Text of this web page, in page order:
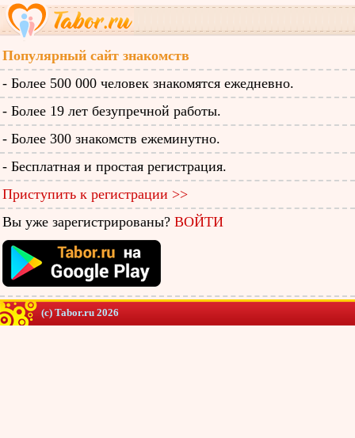
Популярный сайт знакомств
- Более 500 000 человек знакомятся ежедневно.
- Более 19 лет безупречной работы.
- Более 300 знакомств ежеминутно.
- Бесплатная и простая регистрация.
Приступить к регистрации >>
Вы уже зарегистрированы? ВОЙТИ
(c) Tabor.ru 2026